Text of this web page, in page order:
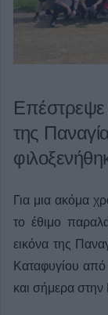
Επέστρεψε
της
Για μια ακόμα
το έθιμο
εικόνα της
Καταφυγίου από
και σήμερα στην